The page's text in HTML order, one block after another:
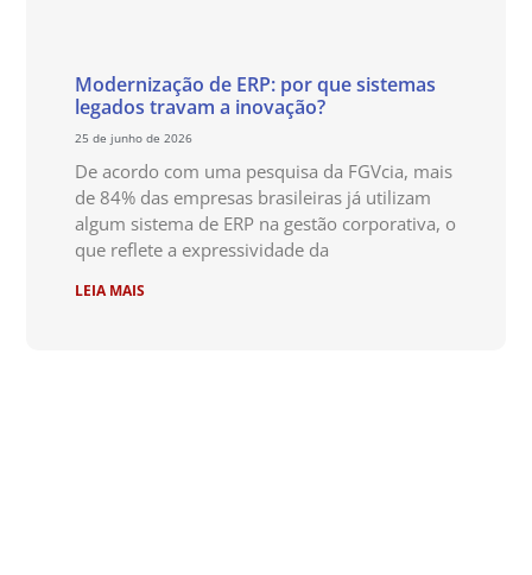
Modernização de ERP: por que sistemas
legados travam a inovação?
25 de junho de 2026
De acordo com uma pesquisa da FGVcia, mais
de 84% das empresas brasileiras já utilizam
algum sistema de ERP na gestão corporativa, o
que reflete a expressividade da
LEIA MAIS